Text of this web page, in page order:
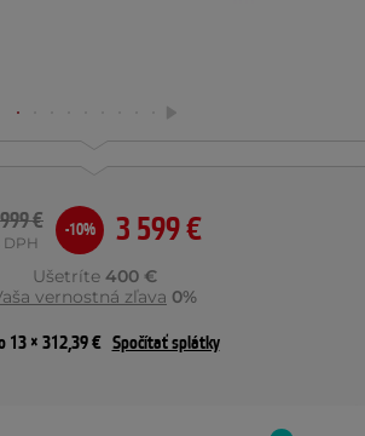
3 599 €
€
DPH
-10%
Ušetríte 400 €
vernostná zľava 0%
13 × 312,39 € Spočítať splátky